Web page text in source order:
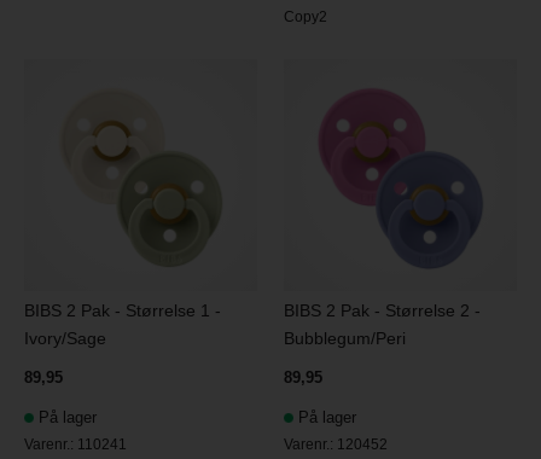
Copy2
BIBS 2 Pak - Størrelse 1 -
Ivory/Sage
89,95
På lager
Varenr.: 110241
BIBS 2 Pak - Størrelse 2 -
Bubblegum/Peri
89,95
På lager
Varenr.: 120452